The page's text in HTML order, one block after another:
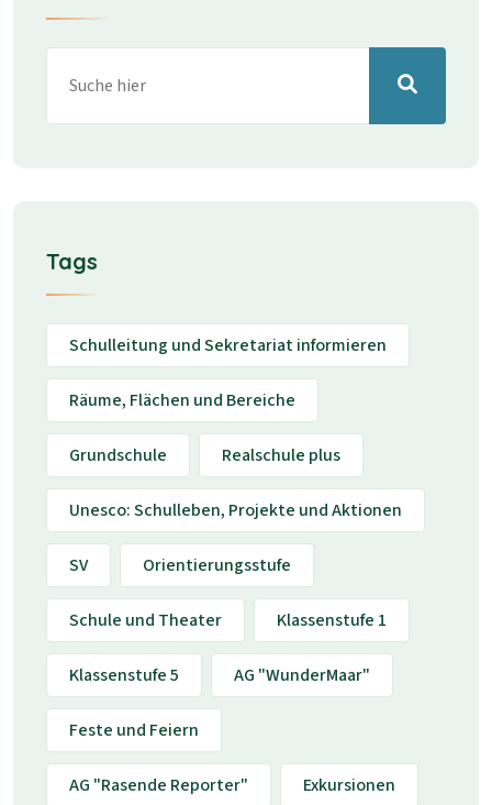
Tags
Schulleitung und Sekretariat informieren
Räume, Flächen und Bereiche
Grundschule Realschule plus
Unesco: Schulleben, Projekte und Aktionen
SV Orientierungsstufe
Schule und Theater Klassenstufe 1
Klassenstufe 5 AG "WunderMaar"
Feste und Feiern
AG "Rasende Reporter" Exkursionen